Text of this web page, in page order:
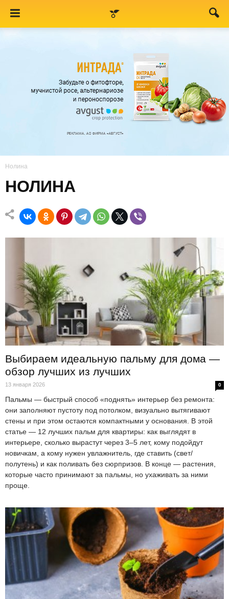
Нолина
НОЛИНА
Выбираем идеальную пальму для дома —
обзор лучших из лучших
13 января 2026 0
Пальмы — быстрый способ «поднять» интерьер без ремонта:
они заполняют пустоту под потолком, визуально вытягивают
стены и при этом остаются компактными у основания. В этой
статье — 12 лучших пальм для квартиры: как выглядят в
интерьере, сколько вырастут через 3–5 лет, кому подойдут
новичкам, а кому нужен увлажнитель, где ставить (свет/
полутень) и как поливать без сюрпризов. В конце — растения,
которые часто принимают за пальмы, но ухаживать за ними
проще.